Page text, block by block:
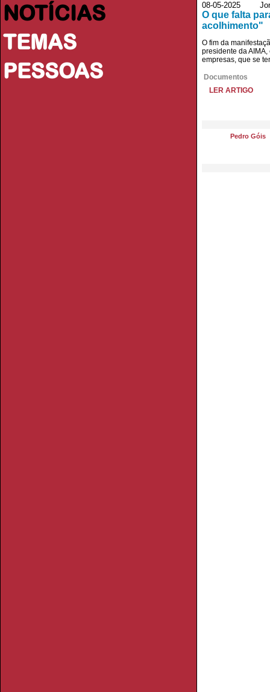
NOTÍCIAS
TEMAS
PESSOAS
08-05-2025
O que falta
acolhimento"
O fim da
presidente da
empresas, que se
Documentos
LER ARTIGO
Pedro Góis